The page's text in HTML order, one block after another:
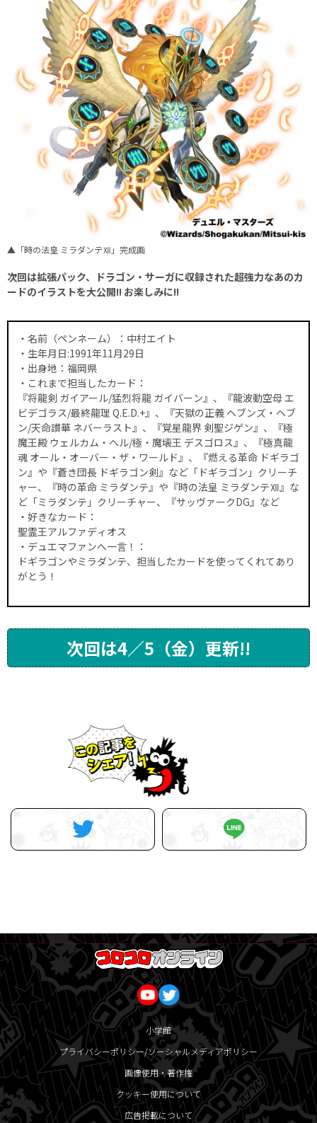
▲「時の法皇 ミラダンテⅫ」完成画
次回は拡張パック、ドラゴン・サーガに収録された超強力なあのカ
ードのイラストを大公開!! お楽しみに!!
・名前（ペンネーム）：中村エイト
・生年月日:1991年11月29日
・出身地：福岡県
・これまで担当したカード：
『将龍剣 ガイアール/猛烈将龍 ガイバーン』、『龍波動空母 エ
ビデゴラス/最終龍理 Q.E.D.+』、『天獄の正義 ヘブンズ・ヘブ
ン/天命讃華 ネバーラスト』、『覚星龍界 剣聖ジゲン』、『極
魔王殿 ウェルカム・ヘル/極・魔壊王 デスゴロス』、『極真龍
魂 オール・オーバー・ザ・ワールド』、『燃える革命 ドギラゴ
ン』や『蒼き団長 ドギラゴン剣』など「ドギラゴン」クリーチ
ャー、『時の革命 ミラダンテ』や『時の法皇 ミラダンテⅫ』な
ど「ミラダンテ」クリーチャー、『サッヴァークDG』など
・好きなカード：
聖霊王アルファディオス
・デュエマファンへ一言！：
ドギラゴンやミラダンテ、担当したカードを使ってくれてあり
がとう！
次回は4／5（金）更新!!
小学館
プライバシーポリシー/ソーシャルメディアポリシー
画像使用・著作権
クッキー使用について
広告掲載について